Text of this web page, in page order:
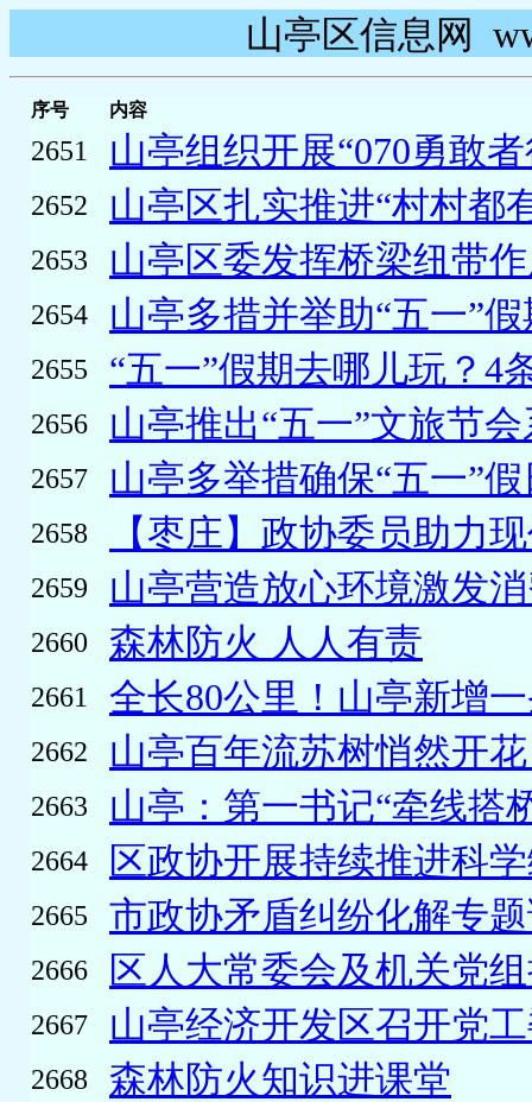
山亭区信息网
序号 内容
2651 山亭组织开展“070勇敢
2652 山亭区扎实推进“村村都
2653 山亭区委发挥桥梁纽带
2654 山亭多措并举助“五一”
2655 “五一”假期去哪儿玩？4
2656 山亭推出“五一”文旅节
2657 山亭多举措确保“五一”
2658 【枣庄】政协委员助力
2659 山亭营造放心环境激发
2660 森林防火 人人有责
2661 全长80公里！山亭新增
2662 山亭百年流苏树悄然开
2663 山亭：第一书记“牵线搭
2664 区政协开展持续推进科
2665 市政协矛盾纠纷化解专
2666 区人大常委会及机关党
2667 山亭经济开发区召开党
2668 森林防火知识进课堂